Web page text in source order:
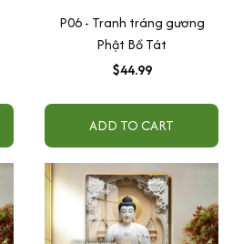
P06 - Tranh tráng gương
Phật Bồ Tát
$44.99
ADD TO CART